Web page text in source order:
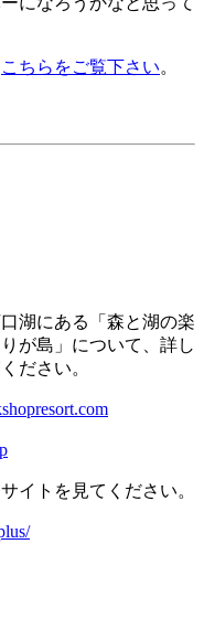
こちらをご覧下さい。
湖にある「森と湖の楽
が島」について、詳し
ださい。
イトを見てください。